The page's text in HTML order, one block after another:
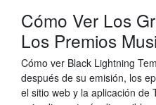
Cómo Ver Los
Los Premios
Cómo ver Black Lightning
después de su emisión, los
el sitio web y la aplicación de